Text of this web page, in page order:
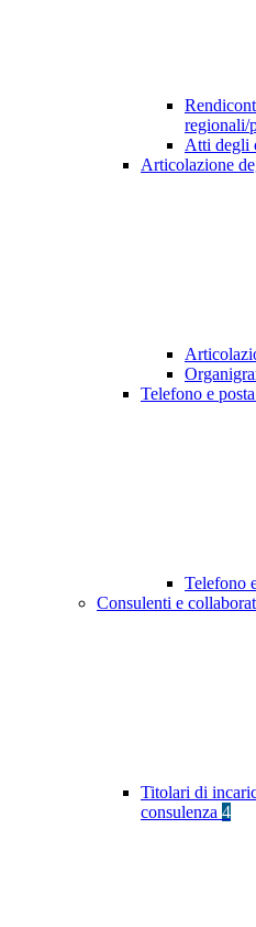
regionali/
Atti degli
Articolazione
Telefono e
Telefono
Consulenti e
Titolari di
consulenza 4